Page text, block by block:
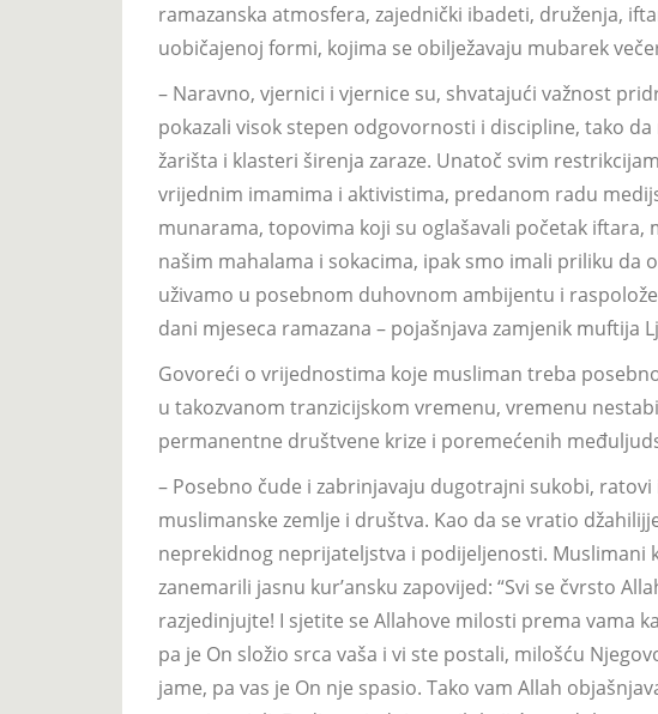
ramazanska atmosfera, zajednički ibadeti, druženja,
uobičajenoj formi, kojima se obilježavaju mubarek
– Naravno, vjernici i vjernice su, shvatajući važnost
pokazali visok stepen odgovornosti i discipline, tako
žarišta i klasteri širenja zaraze. Unatoč svim
vrijednim imamima i aktivistima, predanom radu
munarama, topovima koji su oglašavali početak iftara,
našim mahalama i sokacima, ipak smo imali priliku da
uživamo u posebnom duhovnom ambijentu i
dani mjeseca ramazana – pojašnjava zamjenik muftija
Govoreći o vrijednostima koje musliman treba
u takozvanom tranzicijskom vremenu, vremenu
permanentne društvene krize i poremećenih
– Posebno čude i zabrinjavaju dugotrajni sukobi,
muslimanske zemlje i društva. Kao da se vratio
neprekidnog neprijateljstva i podijeljenosti. Muslimani
zanemarili jasnu kur’ansku zapovijed: “Svi se čvrsto
razjedinjujte! I sjetite se Allahove milosti prema vama
pa je On složio srca vaša i vi ste postali, milošću
jame, pa vas je On nje spasio. Tako vam Allah